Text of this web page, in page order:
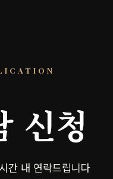
신청
간 내 연락드립니다